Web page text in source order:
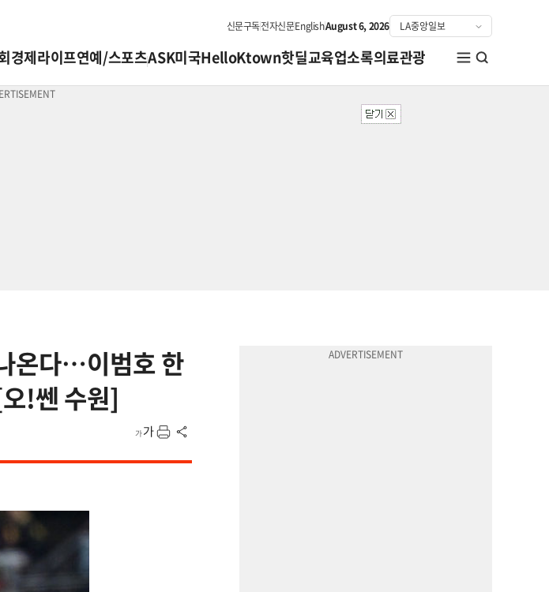
신문구독전자신문EnglishAugust 6, 2026
경제라이프연예/스포츠ASK미국HelloKtown핫딜교육업소록의료관광
온다…이범호 한
!쎈 수원]